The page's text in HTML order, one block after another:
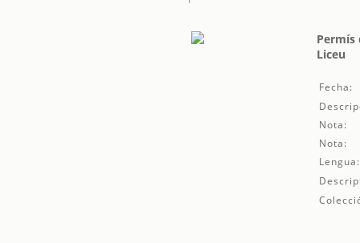
Permís
Liceu
Fecha:
Nota:
Nota:
Lengua: